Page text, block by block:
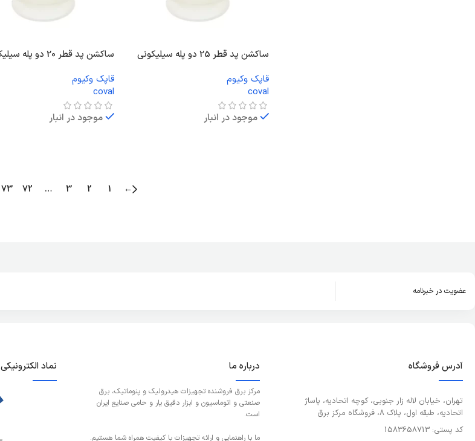
ساکشن پد قطر 25 دو پله سیلیکونی
قاپک وکیوم
coval
موجود در انبار
ساکشن پد قطر 20 دو پله سیلیکونی
قاپک وکیوم
coval
موجود در انبار
←
1
2
3
…
72
73
عضویت در خبرنامه
آدرس فروشگاه
تهران، خیابان لاله زار جنوبی، کوچه اتحادیه، پاساژ
اتحادیه، طبقه اول، پلاک 8، فروشگاه مرکز برق
کد پستی: 1583658713
درباره ما
مرکز برق فروشنده تجهیزات هیدرولیک و پنوماتیک، برق
صنعتی و اتوماسیون و ابزار دقیق یار و حامی صنایع ایران
است.
ما با راهنمایی و ارائه تجهیزات با کیفیت همراه شما هستیم.
نماد الکترونیکی